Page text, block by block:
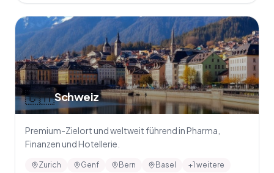
🇨🇭Schweiz
Premium-Zielort und weltweit führend in Pharma,
Finanzen und Hotellerie.
Zurich Genf Bern Basel +1 weitere